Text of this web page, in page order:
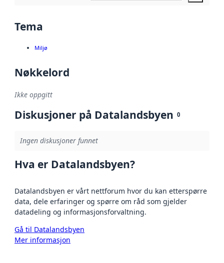
Tema
Miljø
Nøkkelord
Ikke oppgitt
Diskusjoner på Datalandsbyen 0
Ingen diskusjoner funnet
Hva er Datalandsbyen?
Datalandsbyen er vårt nettforum hvor du kan etterspørre
data, dele erfaringer og spørre om råd som gjelder
datadeling og informasjonsforvaltning.
Gå til Datalandsbyen
Mer informasjon